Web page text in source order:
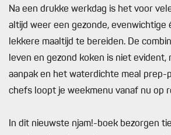
Na een drukke werkdag is het voor
altijd weer een gezonde, evenwichtige
lekkere maaltijd te bereiden. De
leven en gezond koken is niet evident,
aanpak en het waterdichte meal prep-
chefs loopt je weekmenu vanaf nu op
In dit nieuwste njam!-boek bezorgen